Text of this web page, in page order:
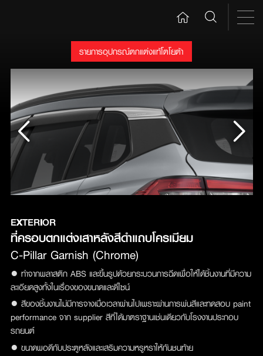
รายการอุปกรณ์ตกแต่งแท้โตโยต้า
EXTERIOR
ที่ครอบตกแต่งเสาหลังสีดำแถบโครเมียม
C-Pillar Garnish (Chrome)
● ทำจากพลาสติก ABS และขึ้นรูปด้วยกระบวนการฉีดเพื่อให้ได้ชิ้นงานที่มีความ
ละเอียดสูงทั้งในเรื่องของขนาดและดีไซน์
● สีของชิ้นงานไม่มีการจางเมื่อเวลาผ่านไปเพราะผ่านการพ่นสีและทดสอบ paint
performance จาก supplier สีที่ได้มาตราฐานเช่นเดียวกับโรงงานประกอบ
รถยนต์
● ขนาดพอดีกับประตูหลังและเสริมความหรูหราให้กันชนท้าย